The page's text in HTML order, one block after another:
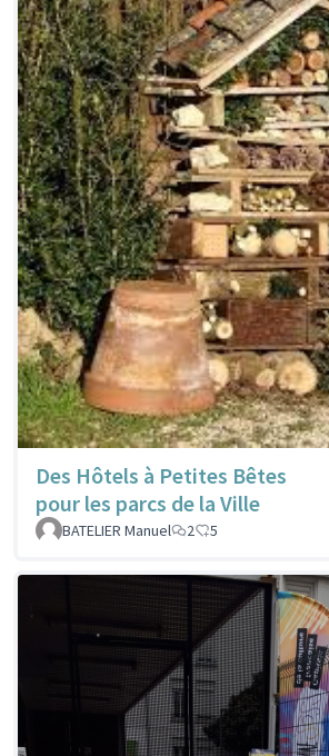
Des Hôtels à Petites Bêtes
pour les parcs de la Ville
BATELIER Manuel
2 5